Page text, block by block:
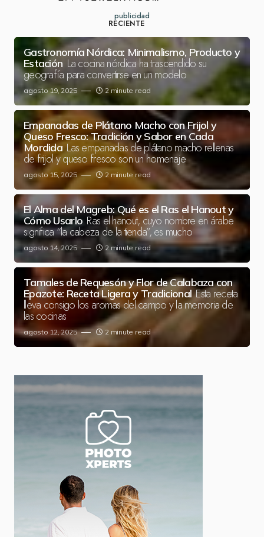
publicidad
RECIENTE
Gastronomía Nórdica: Minimalismo, Producto y
Estación La cocina nórdica ha trascendido su
geografía para convertirse en un modelo
agosto 19, 2025 2 minute read
Empanadas de Plátano Macho con Frijol y
Queso Fresco: Tradición y Sabor en Cada
Mordida Las empanadas de plátano macho rellenas
de frijol y queso fresco son un homenaje
agosto 15, 2025 2 minute read
El Alma del Magreb: Qué es el Ras el Hanout y
Cómo Usarlo Ras el hanout, cuyo nombre en árabe
significa “la cabeza de la tienda”, es mucho
agosto 14, 2025 2 minute read
Tamales de Requesón y Flor de Calabaza con
Epazote: Receta Ligera y Tradicional Esta receta
lleva consigo los aromas del campo y la memoria de
las cocinas
agosto 12, 2025 2 minute read